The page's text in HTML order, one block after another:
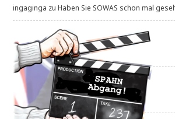
ingaginga zuHaben Sie SOWAS schon mal